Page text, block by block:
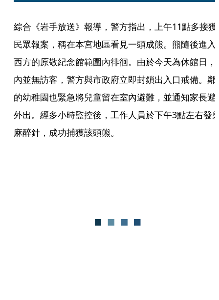
綜合《岩手放送》報導，警方指出，上午11點多接獲
民眾報案，稱在本宮地區看見一頭成熊。熊隨後進入
西方的原敬紀念館範圍內徘徊。由於今天為休館日，
內並無訪客，警方與市政府立即封鎖出入口戒備。鄰
的幼稚園也緊急將兒童留在室內避難，並通知家長避
外出。經多小時監控後，工作人員於下午3點左右發
麻醉針，成功捕獲該頭熊。